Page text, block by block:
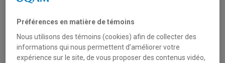
Préférences en matière de témoins
Nous utilisons des témoins (cookies) afin de collecter des
informations qui nous permettent d’améliorer votre
expérience sur le site, de vous proposer des contenus vidéo,